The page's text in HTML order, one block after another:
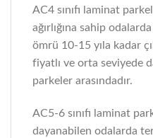
AC4 sınıfı laminat
ağırlığına sahip
ömrü 10-15 yıla kadar
fiyatlı ve orta seviyede
parkeler arasındadır.
AC5-6 sınıfı laminat
dayanabilen odalarda